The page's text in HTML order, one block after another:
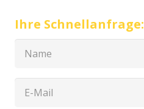
Ihre Schnellanfrage: